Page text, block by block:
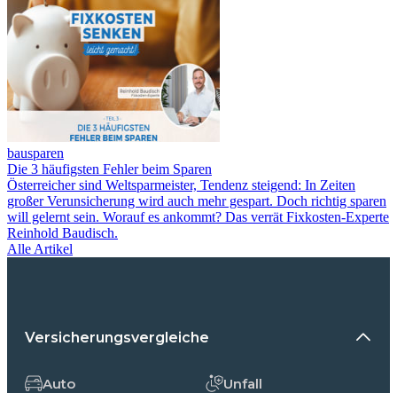
bausparen
Die 3 häufigsten Fehler beim Sparen
Österreicher sind Weltsparmeister, Tendenz steigend: In Zeiten
großer Verunsicherung wird auch mehr gespart. Doch richtig sparen
will gelernt sein. Worauf es ankommt? Das verrät Fixkosten-Experte
Reinhold Baudisch.
Alle Artikel
Versicherungsvergleiche
Auto
Unfall